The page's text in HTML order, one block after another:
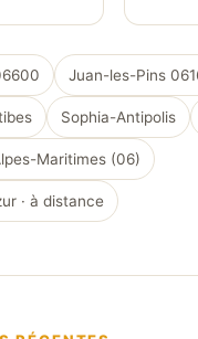
Juan-les-Pins
Sophia-Antipolis
Maritimes (06)
· à distance